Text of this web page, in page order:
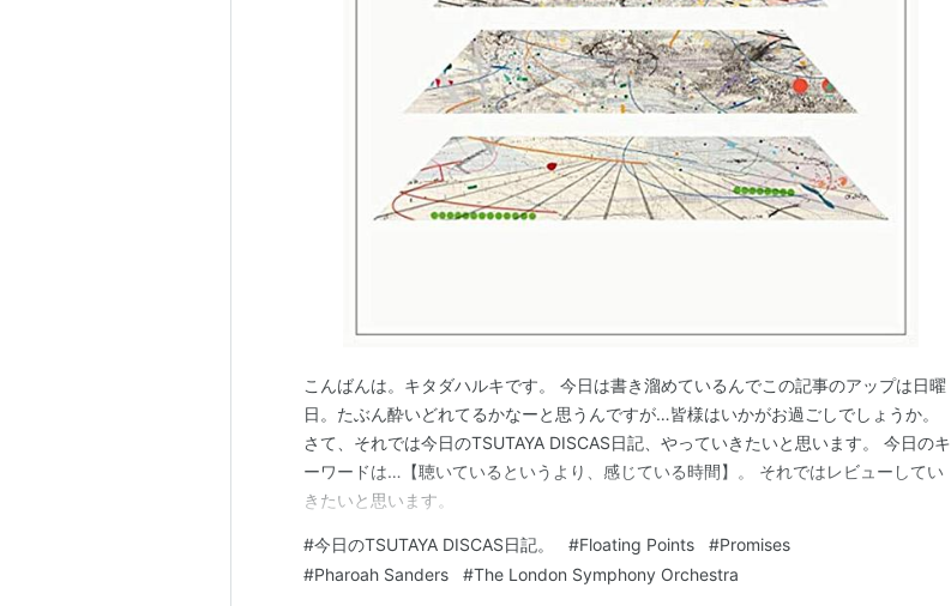
こんばんは。キタダハルキです。 今日は書き溜めているんでこの記事のアップは日曜
日。たぶん酔いどれてるかなーと思うんですが…皆様はいかがお過ごしでしょうか。
さて、それでは今日のTSUTAYA DISCAS日記、やっていきたいと思います。 今日のキ
ーワードは…【聴いているというより、感じている時間】。 それではレビューしてい
きたいと思います。
#今日のTSUTAYA DISCAS日記。 #Floating Points #Promises
#Pharoah Sanders #The London Symphony Orchestra